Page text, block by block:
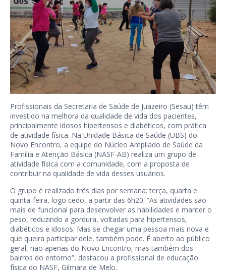
Profissionais da Secretaria de Saúde de Juazeiro (Sesau) têm
investido na melhora da qualidade de vida dos pacientes,
principalmente idosos hipertensos e diabéticos, com prática
de atividade física. Na Unidade Básica de Saúde (UBS) do
Novo Encontro, a equipe do Núcleo Ampliado de Saúde da
Família e Atenção Básica (NASF-AB) realiza um grupo de
atividade física com a comunidade, com a proposta de
contribuir na qualidade de vida desses usuários.
O grupo é realizado três dias por semana: terça, quarta e
quinta-feira, logo cedo, a partir das 6h20. “As atividades são
mais de funcional para desenvolver as habilidades e manter o
peso, reduzindo a gordura, voltadas para hipertensos,
diabéticos e idosos. Mas se chegar uma pessoa mais nova e
que queira participar dele, também pode. É aberto ao público
geral, não apenas do Novo Encontro, mas também dos
bairros do entorno”, destacou a profissional de educação
física do NASF, Gilmara de Melo.